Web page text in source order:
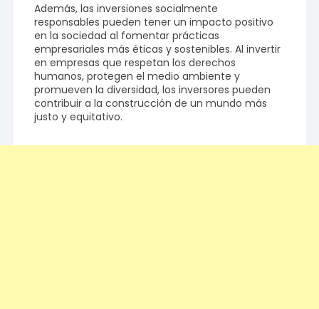
Además, las inversiones socialmente
responsables pueden tener un impacto positivo
en la sociedad al fomentar prácticas
empresariales más éticas y sostenibles. Al invertir
en empresas que respetan los derechos
humanos, protegen el medio ambiente y
promueven la diversidad, los inversores pueden
contribuir a la construcción de un mundo más
justo y equitativo.